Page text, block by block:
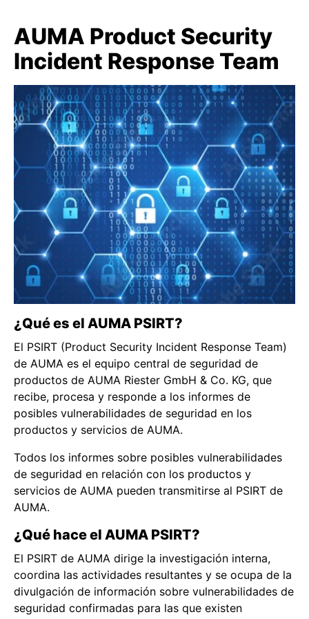
AUMA Product Security
Incident Response Team
¿Qué es el AUMA PSIRT?
El PSIRT (Product Security Incident Response Team)
de AUMA es el equipo central de seguridad de
productos de AUMA Riester GmbH & Co. KG, que
recibe, procesa y responde a los informes de
posibles vulnerabilidades de seguridad en los
productos y servicios de AUMA.
Todos los informes sobre posibles vulnerabilidades
de seguridad en relación con los productos y
servicios de AUMA pueden transmitirse al PSIRT de
AUMA.
¿Qué hace el AUMA PSIRT?
El PSIRT de AUMA dirige la investigación interna,
coordina las actividades resultantes y se ocupa de la
divulgación de información sobre vulnerabilidades de
seguridad confirmadas para las que existen